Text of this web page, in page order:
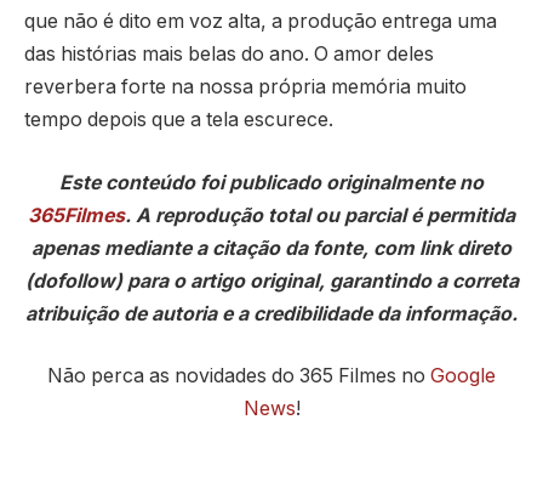
que não é dito em voz alta, a produção entrega uma
das histórias mais belas do ano. O amor deles
reverbera forte na nossa própria memória muito
tempo depois que a tela escurece.
Este conteúdo foi publicado originalmente no
365Filmes. A reprodução total ou parcial é permitida
apenas mediante a citação da fonte, com link direto
(dofollow) para o artigo original, garantindo a correta
atribuição de autoria e a credibilidade da informação.
Não perca as novidades do 365 Filmes no Google
News!